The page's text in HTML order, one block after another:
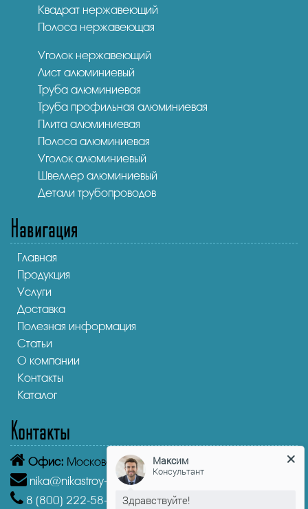
Квадрат нержавеющий
Полоса нержавеющая
Уголок нержавеющий
Лист алюминиевый
Труба алюминиевая
Труба профильная алюминиевая
Плита алюминиевая
Полоса алюминиевая
Уголок алюминиевый
Швеллер алюминиевый
Детали трубопроводов
Навигация
Главная
Продукция
Услуги
Доставка
Полезная информация
Статьи
О компании
Контакты
Каталог
Контакты
Офис: Московская область, Лыткарино, 1-й кв-л, 4А
nika@nikastroy-msk.ru
8 (800) 222-58-30 Звонок бесплатный из г.
Максим
Консультант
Здравствуйте!